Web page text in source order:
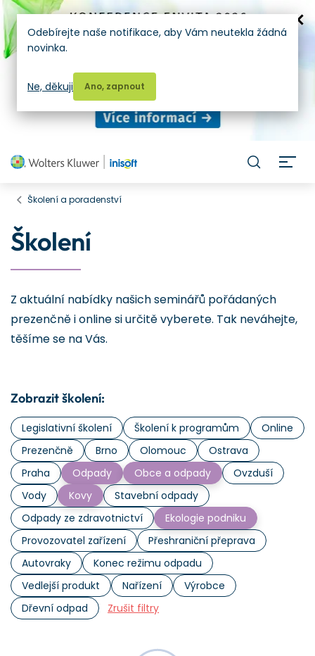
Školení a poradenství
Školení
Z aktuální nabídky našich seminářů pořádaných
prezenčně i online si určitě vyberete. Tak neváhejte,
těšíme se na Vás.
Zobrazit školení:
Legislativní školení Školení k programům
Online
Prezenčně
Brno Olomouc
Ostrava
Praha
Odpady Obce a odpady
Ovzduší
Vody
Kovy
Stavební odpady
Odpady ze zdravotnictví
Ekologie podniku
Provozovatel zařízení
Přeshraniční přeprava
Autovraky
Konec režimu odpadu
Vedlejší produkt
Nařízení
Výrobce
Dřevní odpad
Zrušit filtry
Odebírejte naše notifikace, aby Vám neutekla žádná
novinka.
Ano, zapnout
Ne, děkuji